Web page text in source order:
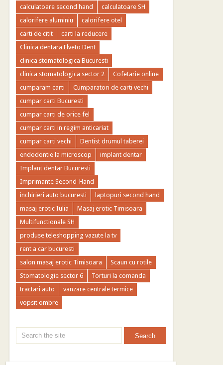
calculatoare second hand
calculatoare SH
calorifere aluminiu
calorifere otel
carti de citit
carti la reducere
Clinica dentara Elveto Dent
clinica stomatologica Bucuresti
clinica stomatologica sector 2
Cofetarie online
cumparam carti
Cumparatori de carti vechi
cumpar carti Bucuresti
cumpar carti de orice fel
cumpar carti in regim anticariat
cumpar carti vechi
Dentist drumul taberei
endodontie la microscop
implant dentar
Implant dentar Bucuresti
Imprimante Second-Hand
inchirieri auto bucuresti
laptopuri second hand
masaj erotic Iulia
Masaj erotic Timisoara
Multifunctionale SH
produse teleshopping vazute la tv
rent a car bucuresti
salon masaj erotic Timisoara
Scaun cu rotile
Stomatologie sector 6
Torturi la comanda
tractari auto
vanzare centrale termice
vopsit ombre